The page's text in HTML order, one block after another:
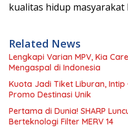
kualitas hidup masyarakat
Related News
Lengkapi Varian MPV, Kia
Mengaspal di Indonesia
Kuota Jadi Tiket Liburan,
Promo Destinasi Unik
Pertama di Dunia! SHARP
Berteknologi Filter MERV 14